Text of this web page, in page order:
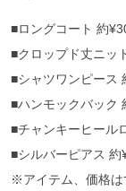
■ロングコート 約
■クロップド丈ニッ
■シャツワンピース
■ハンモックバック
■チャンキーヒール
■シルバーピアス 約
※アイテム、価格は